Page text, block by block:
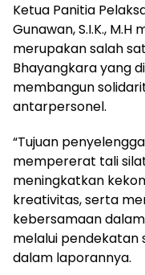
Ketua Panitia
Gunawan, S.I.K.,
merupakan salah
Bhayangkara yang
membangun
antarpersonel.
“Tujuan
mempererat tali
meningkatkan
kreativitas, serta
kebersamaan
melalui pendekatan
dalam laporannya.